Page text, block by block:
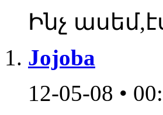
Ինչ
Jojoba
12-05-08 •